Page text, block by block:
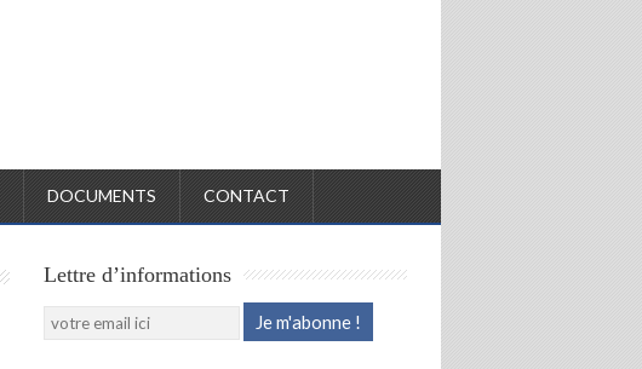
DOCUMENTS CONTACT
Lettre d’informations